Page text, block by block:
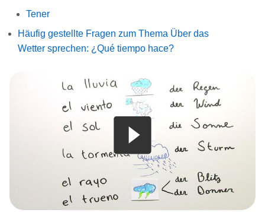
Tener
Häufig gestellte Fragen zum Thema Über das
Wetter sprechen: ¿Qué tiempo hace?